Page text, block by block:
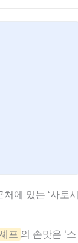
에 있는 ‘사토시
프 의 손맛은 ‘스